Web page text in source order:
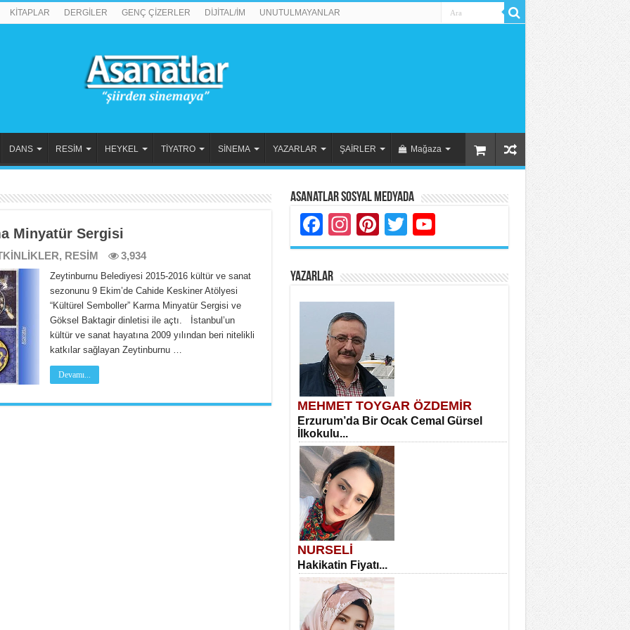
KİTAPLAR DERGİLER GENÇ ÇİZERLER DİJİTAL/İM UNUTULMAYANLAR
DANS RESİM HEYKEL TİYATRO SİNEMA YAZARLAR ŞAİRLER Mağaza
Minyatür Sergisi
, RESİM 3,934
Zeytinburnu Belediyesi 2015-2016 kültür ve sanat
sezonunu 9 Ekim’de Cahide Keskiner Atölyesi
“Kültürel Semboller” Karma Minyatür Sergisi ve
Göksel Baktagir dinletisi ile açtı. İstanbul’un
kültür ve sanat hayatına 2009 yılından beri nitelikli
katkılar sağlayan Zeytinburnu …
Devamı...
Asanatlar Sosyal Medyada
Facebook
Instagram
Pinterest
Twitter
YAZARLAR
MEHMET TOYGAR ÖZDEMİR
Erzurum’da Bir Ocak Cemal Gürsel
İlkokulu...
NURSELİ
Hakikatin Fiyatı...